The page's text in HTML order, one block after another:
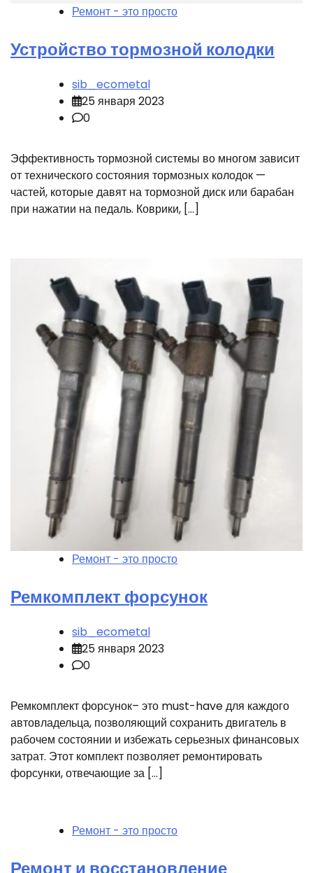
Ремонт - это просто
Устройство тормозной колодки
sib_ecometal
25 января 2023
0
Эффективность тормозной системы во многом зависит
от технического состояния тормозных колодок —
частей, которые давят на тормозной диск или барабан
при нажатии на педаль. Коврики, […]
Ремонт - это просто
Ремкомплект форсунок
sib_ecometal
25 января 2023
0
Ремкомплект форсунок– это must-have для каждого
автовладельца, позволяющий сохранить двигатель в
рабочем состоянии и избежать серьезных финансовых
затрат. Этот комплект позволяет ремонтировать
форсунки, отвечающие за […]
Ремонт - это просто
Ремонт и восстановление